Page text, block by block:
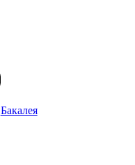
Бакалея